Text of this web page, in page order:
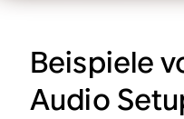
Beispiele
Audio